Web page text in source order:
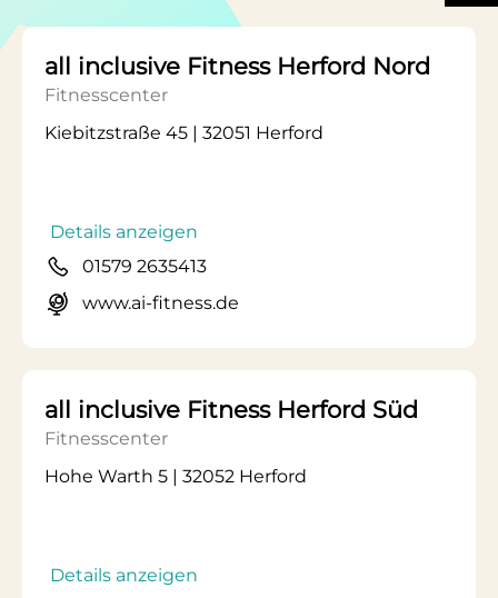
all inclusive Fitness Herford Nord
Fitnesscenter
Kiebitzstraße 45 | 32051 Herford
Details anzeigen
01579 2635413
www.ai-fitness.de
all inclusive Fitness Herford Süd
Fitnesscenter
Hohe Warth 5 | 32052 Herford
Details anzeigen